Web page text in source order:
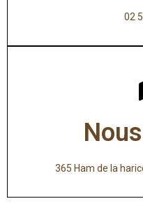
02
365 Ham de la